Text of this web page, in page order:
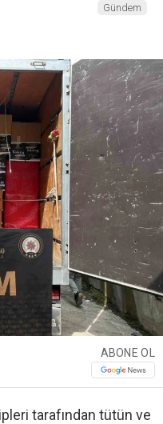
Gündem
ABONE OL
tarafından tütün ve